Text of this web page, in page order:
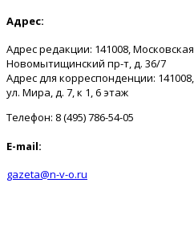
Адрес:
Адрес редакции: 141008,
Новомытищинский пр-т, д. 36/7
Адрес для корреспонденции:
ул. Мира, д. 7, к 1, 6 этаж
Телефон: 8 (495) 786-54-05
E-mail:
gazeta@n-v-o.ru